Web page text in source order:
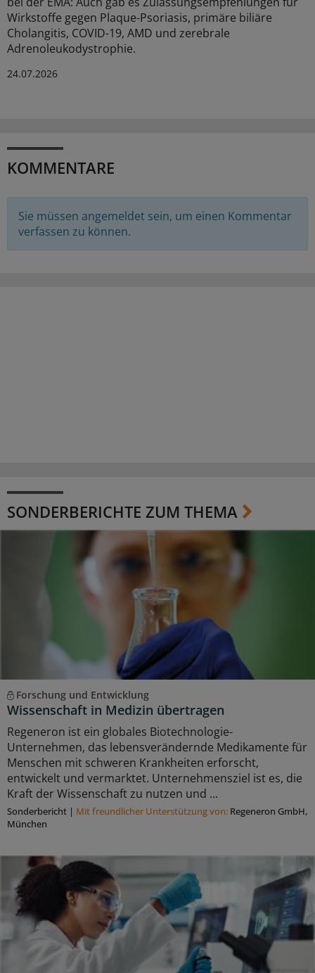
Wirkstoffe gegen Plaque-Psoriasis, primäre biliäre
Cholangitis, COVID-19, AMD und zerebrale
Adrenoleukodystrophie.
24.07.2026
KOMMENTARE
Sie müssen angemeldet sein, um einen Kommentar
verfassen zu können.
SONDERBERICHTE ZUM THEMA
Forschung und Entwicklung
Wissenschaft in Medizin übertragen
Regeneron ist ein globales Biotechnologie-
Unternehmen, das lebensverändernde Medikamente für
Menschen mit schweren Krankheiten erforscht,
entwickelt und vermarktet. Unternehmensziel ist es, die
Kraft der Wissenschaft zu nutzen und ...
Sonderbericht | Mit freundlicher Unterstützung von: Regeneron GmbH,
München